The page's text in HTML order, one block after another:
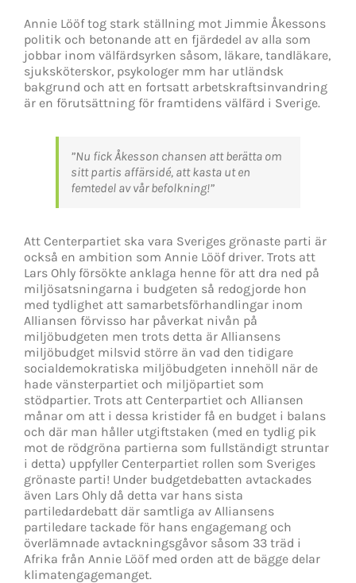
Annie Lööf tog stark ställning mot Jimmie Åkessons
politik och betonande att en fjärdedel av alla som
jobbar inom välfärdsyrken såsom, läkare, tandläkare,
sjuksköterskor, psykologer mm har utländsk
bakgrund och att en fortsatt arbetskraftsinvandring
är en förutsättning för framtidens välfärd i Sverige.
”Nu fick Åkesson chansen att berätta om
sitt partis affärsidé, att kasta ut en
femtedel av vår befolkning!”
Att Centerpartiet ska vara Sveriges grönaste parti är
också en ambition som Annie Lööf driver. Trots att
Lars Ohly försökte anklaga henne för att dra ned på
miljösatsningarna i budgeten så redogjorde hon
med tydlighet att samarbetsförhandlingar inom
Alliansen förvisso har påverkat nivån på
miljöbudgeten men trots detta är Alliansens
miljöbudget milsvid större än vad den tidigare
socialdemokratiska miljöbudgeten innehöll när de
hade vänsterpartiet och miljöpartiet som
stödpartier. Trots att Centerpartiet och Alliansen
månar om att i dessa kristider få en budget i balans
och där man håller utgiftstaken (med en tydlig pik
mot de rödgröna partierna som fullständigt struntar
i detta) uppfyller Centerpartiet rollen som Sveriges
grönaste parti! Under budgetdebatten avtackades
även Lars Ohly då detta var hans sista
partiledardebatt där samtliga av Alliansens
partiledare tackade för hans engagemang och
överlämnade avtackningsgåvor såsom 33 träd i
Afrika från Annie Lööf med orden att de bägge delar
klimatengagemanget.